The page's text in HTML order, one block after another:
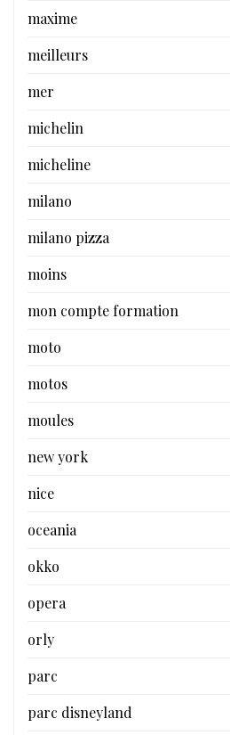
maxime
meilleurs
mer
michelin
micheline
milano
milano pizza
moins
mon compte formation
moto
motos
moules
new york
nice
oceania
okko
opera
orly
parc
parc disneyland